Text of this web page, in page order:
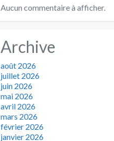
Aucun commentaire à afficher.
Archive
août 2026
juillet 2026
juin 2026
mai 2026
avril 2026
mars 2026
février 2026
janvier 2026